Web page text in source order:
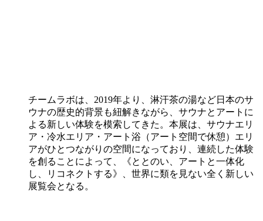
チームラボは、2019年より、淋汗茶の湯など日本のサ
ウナの歴史的背景も紐解きながら、サウナとアートに
よる新しい体験を模索してきた。本展は、サウナエリ
ア・冷水エリア・アート浴（アート空間で休憩）エリ
アがひとつながりの空間になっており、連続した体験
を創ることによって、《ととのい、アートと一体化
し、リコネクトする》、世界に類を見ない全く新しい
展覧会となる。